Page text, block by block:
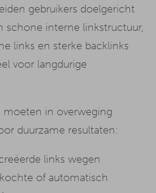
gebruikers doelgericht
schone interne linkstructuur,
links en sterke backlinks
voor langdurige
moeten in overweging
duurzame resultaten:
links wegen
of automatisch